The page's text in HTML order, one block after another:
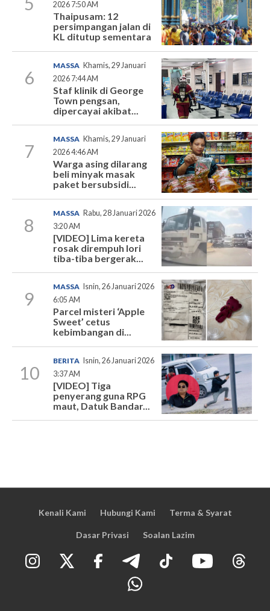
2026 7:50 AM
Thaipusam: 12
persimpangan jalan di
KL ditutup sementara
6
MASSA Khamis, 29 Januari
2026 7:44 AM
Staf klinik di George
Town pengsan,
dipercayai akibat...
7
MASSA Khamis, 29 Januari
2026 4:46 AM
Warga asing dilarang
beli minyak masak
paket bersubsidi...
8
MASSA Rabu, 28 Januari 2026
3:20 AM
[VIDEO] Lima kereta
rosak dirempuh lori
tiba-tiba bergerak...
9
MASSA
Isnin, 26 Januari 2026
6:05 AM
Parcel misteri ‘Apple
Sweet’ cetus
kebimbangan di...
10
BERITA
Isnin, 26 Januari 2026
3:37 AM
[VIDEO] Tiga
penyerang guna RPG
maut, Datuk Bandar...
Kenali Kami Hubungi Kami Terma & Syarat
Dasar Privasi Soalan Lazim